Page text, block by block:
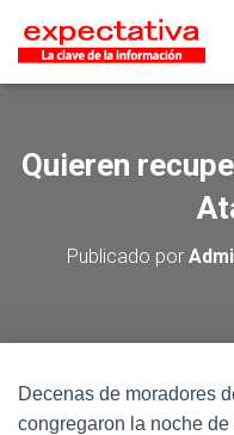
Quieren
Publicado por
Decenas de moradores
congregaron la noche